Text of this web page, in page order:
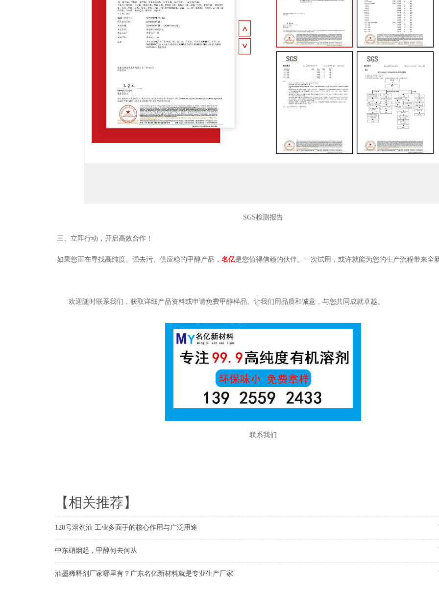
SGS检测报告
三、立即行动，开启高效合作！
如果您正在寻找高纯度、强去污、供应稳的甲醇产品， 名亿是您值得信赖的伙伴。一次试用，或许就能为您的生产流程带来全
欢迎随时联系我们，获取详细产品资料或申请免费甲醇样品。让我们用品质和诚意，与您共同成就卓越。
联系我们
【相关推荐】
120号溶剂油 工业多面手的核心作用与广泛用途
中东硝烟起，甲醇何去何从
油墨稀释剂厂家哪里有？广东名亿新材料就是专业生产厂家